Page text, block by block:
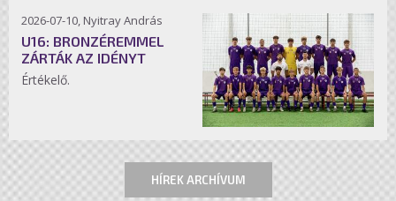
2026-07-10, Nyitray András
U16: BRONZÉREMMEL
ZÁRTÁK AZ IDÉNYT
Értékelő.
HÍREK ARCHÍVUM